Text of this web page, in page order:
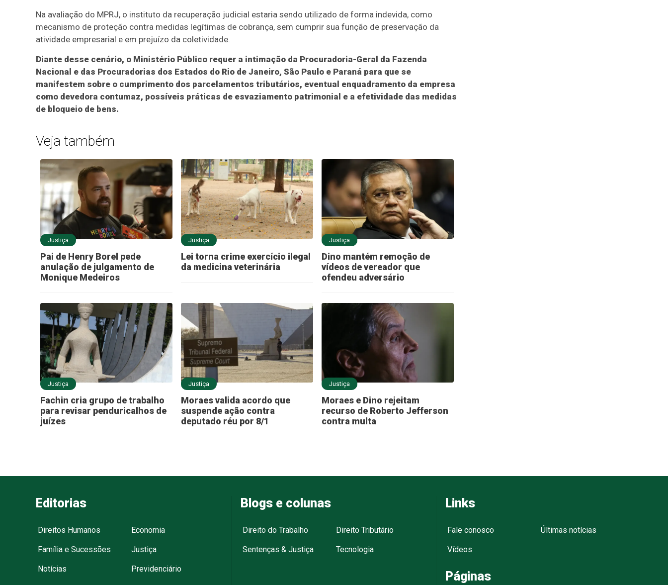
Na avaliação do MPRJ, o instituto da recuperação judicial estaria sendo utilizado de forma indevida, como
mecanismo de proteção contra medidas legítimas de cobrança, sem cumprir sua função de preservação da
atividade empresarial e em prejuízo da coletividade.
Diante desse cenário, o Ministério Público requer a intimação da Procuradoria-Geral da Fazenda
Nacional e das Procuradorias dos Estados do Rio de Janeiro, São Paulo e Paraná para que se
manifestem sobre o cumprimento dos parcelamentos tributários, eventual enquadramento da empresa
como devedora contumaz, possíveis práticas de esvaziamento patrimonial e a efetividade das medidas
de bloqueio de bens.
Veja também
Justiça
Pai de Henry Borel pede
anulação de julgamento de
Monique Medeiros
Justiça
Lei torna crime exercício ilegal
da medicina veterinária
Justiça
Dino mantém remoção de
vídeos de vereador que
ofendeu adversário
Justiça
Fachin cria grupo de trabalho
para revisar penduricalhos de
juízes
Justiça
Moraes valida acordo que
suspende ação contra
deputado réu por 8/1
Justiça
Moraes e Dino rejeitam
recurso de Roberto Jefferson
contra multa
Editorias
Direitos Humanos Economia
Família e Sucessões Justiça
Notícias Previdenciário
Blogs e colunas
Direito do Trabalho Direito Tributário
Sentenças & Justiça Tecnologia
Links
Fale conosco Últimas notícias
Vídeos
Páginas